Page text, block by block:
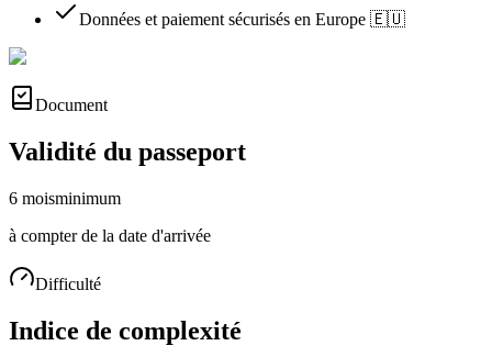
Données et paiement sécurisés en Europe 🇪🇺
Document
Validité du passeport
6 moisminimum
à compter de la date d'arrivée
Difficulté
Indice de complexité